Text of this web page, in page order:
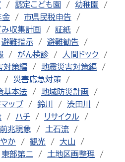
認定こども園
幼稚園
金
市県民税申告
み収集計画
証紙
避難指示
避難勧告
がん検診
人間ドック
対策編
地震災害対策編
災害応急対策
基本法
地域防災計画
ップ 鈴川
渋田川
ハチ
リサイクル
前兆現象
土石流
か 観光
大山
東部第二
土地区画整理